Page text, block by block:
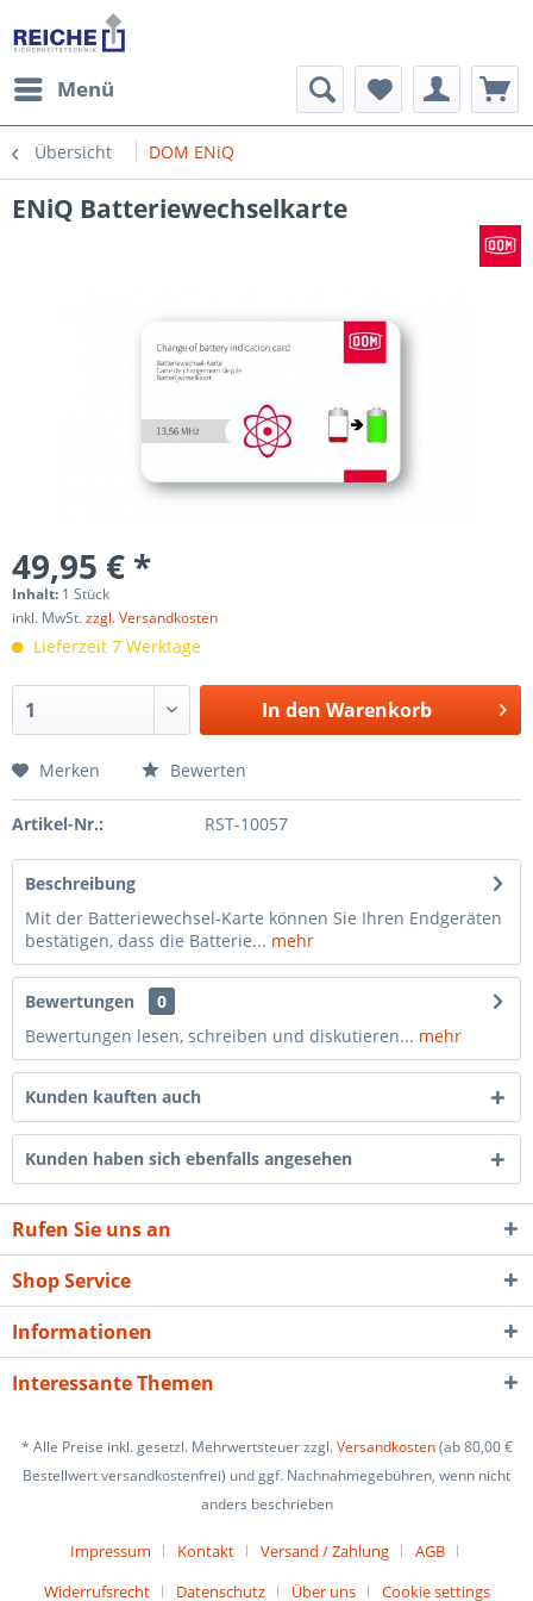
Menü
Übersicht DOM ENiQ
ENiQ Batteriewechselkarte
49,95 € *
Inhalt: 1 Stück
inkl. MwSt.zzgl. Versandkosten
Lieferzeit 7 Werktage
In den Warenkorb
Merken Bewerten
Artikel-Nr.: RST-10057
Beschreibung
Mit der Batteriewechsel-Karte können Sie Ihren Endgeräten
bestätigen, dass die Batterie... mehr
Bewertungen
0
Bewertungen lesen, schreiben und diskutieren... mehr
Kunden kauften auch
Kunden haben sich ebenfalls angesehen
Rufen Sie uns an
Shop Service
Informationen
Interessante Themen
* Alle Preise inkl. gesetzl. Mehrwertsteuer zzgl.Versandkosten(ab 80,00 €
Bestellwert versandkostenfrei) und ggf. Nachnahmegebühren, wenn nicht
anders beschrieben
Impressum Kontakt Versand / Zahlung
AGB
Widerrufsrecht
Datenschutz Über uns Cookie settings